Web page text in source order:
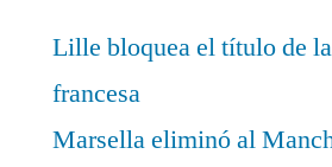
Lille bloquea el título de
francesa
Marsella eliminó al